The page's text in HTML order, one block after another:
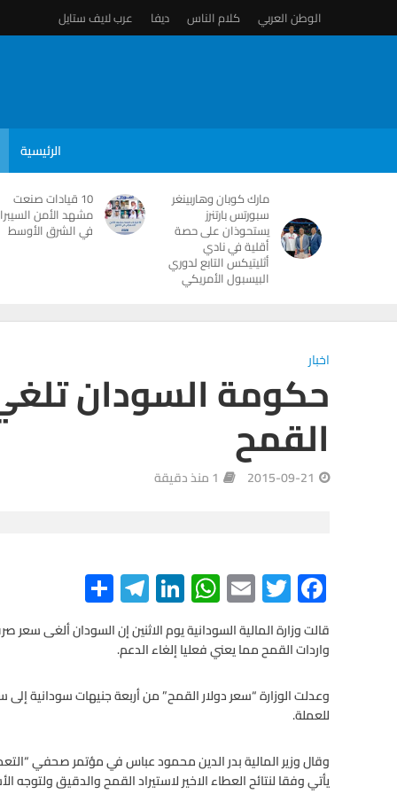
الوطن العربي كلام الناس ديفا عرب لايف ستايل
الرئيسية
مارك كوبان وهاربينغر
سبورتس بارتنرز
يستحوذان على حصة
أقلية في نادي
أثليتيكس التابع لدوري
البيسبول الأمريكي
10 قيادات صنعت
مشهد الأمن
في الشرق الأوسط
اخبار
حكومة السودان
القمح
2015-09-21 1 منذ دقيقة
F
ac
e
o
o
k
T
wi
tt
er
E
m
ail
W
h
at
s
A
p
Li
n
ke
dI
n
Te
le
gr
a
m
S
h
ar
قالت وزارة المالية السودانية يوم الاثنين إن السودان ألغى
واردات القمح مما يعني فعليا إلغاء الدعم.
وعدلت الوزارة “سعر دولار القمح” من أربعة جنيهات سودانية
للعملة.
وقال وزير المالية بدر الدين محمود عباس في مؤتمر صحفي
يأتي وفقا لنتائح العطاء الاخير لاستيراد القمح والدقيق ولتوجه